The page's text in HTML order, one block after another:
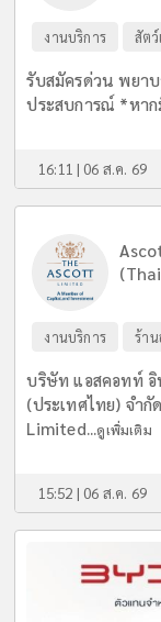
งานบริการ สัตว์
รับสมัครด่วน พยาบ
ประสบการณ์ *หา
16:11 | 06 ส.ค. 69
งานบริการ ร้า
บริษัท แอสคอทท์ อิ
(ประเทศไทย) จำ
Limited...ดูเพิ่มเติม
15:52 | 06 ส.ค. 69